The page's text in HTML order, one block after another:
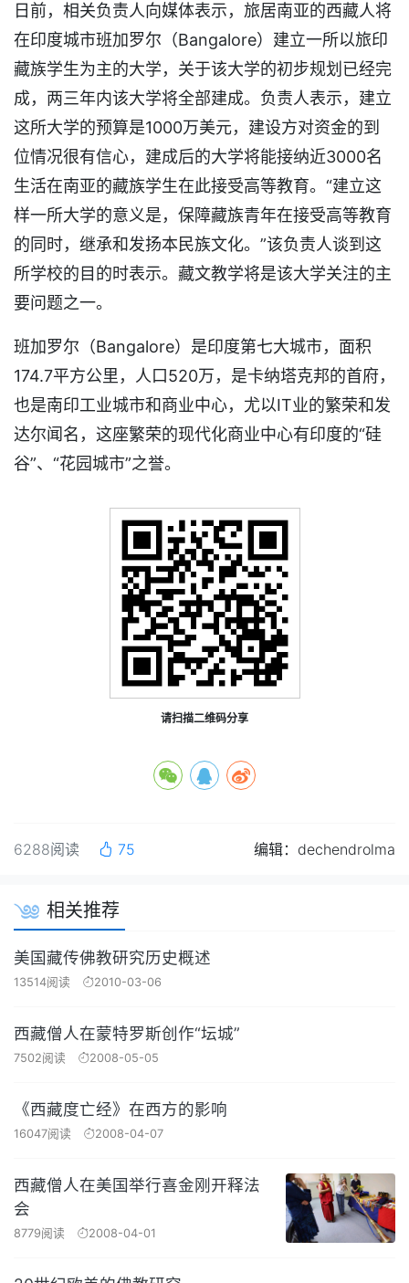
日前，相关负责人向媒体表示，旅居南亚的西藏人将
在印度城市班加罗尔（Bangalore）建立一所以旅印
藏族学生为主的大学，关于该大学的初步规划已经完
成，两三年内该大学将全部建成。负责人表示，建立
这所大学的预算是1000万美元，建设方对资金的到
位情况很有信心，建成后的大学将能接纳近3000名
生活在南亚的藏族学生在此接受高等教育。“建立这
样一所大学的意义是，保障藏族青年在接受高等教育
的同时，继承和发扬本民族文化。”该负责人谈到这
所学校的目的时表示。藏文教学将是该大学关注的主
要问题之一。
班加罗尔（Bangalore）是印度第七大城市，面积
174.7平方公里，人口520万，是卡纳塔克邦的首府，
也是南印工业城市和商业中心，尤以IT业的繁荣和发
达尔闻名，这座繁荣的现代化商业中心有印度的“硅
谷”、“花园城市”之誉。
请扫描二维码分享
6288阅读 75 编辑：dechendrolma
相关推荐
美国藏传佛教研究历史概述
13514阅读 2010-03-06
西藏僧人在蒙特罗斯创作“坛城”
7502阅读 2008-05-05
《西藏度亡经》在西方的影响
16047阅读 2008-04-07
西藏僧人在美国举行喜金刚开释法
会
8779阅读 2008-04-01